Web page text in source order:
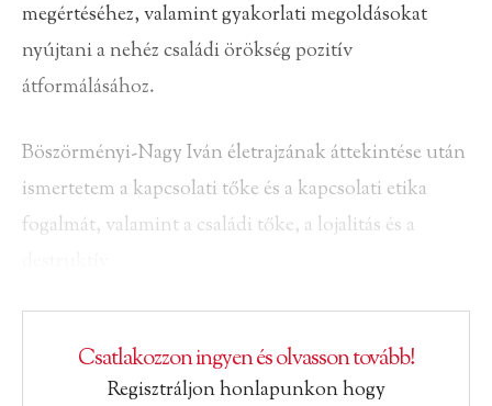
megértéséhez, valamint gyakorlati megoldásokat
nyújtani a nehéz családi örökség pozitív
átformálásához.
Böszörményi-Nagy Iván életrajzának áttekintése után
ismertetem a kapcsolati tőke és a kapcsolati etika
fogalmát, valamint a családi tőke, a lojalitás és a
Csatlakozzon ingyen és olvasson tovább!
Regisztráljon honlapunkon hogy